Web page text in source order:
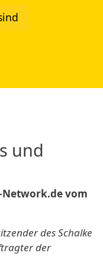
und
Network.de vom
des Schalke
der